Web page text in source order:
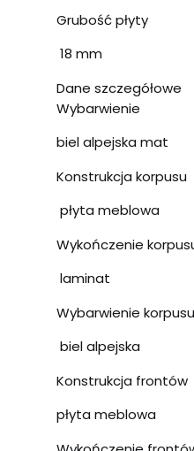
Grubość płyty
18 mm
Dane szczegółowe
Wybarwienie
biel alpejska mat
Konstrukcja korpusu
płyta meblowa
Wykończenie
laminat
Wybarwienie korpusu
biel alpejska
Konstrukcja frontów
płyta meblowa